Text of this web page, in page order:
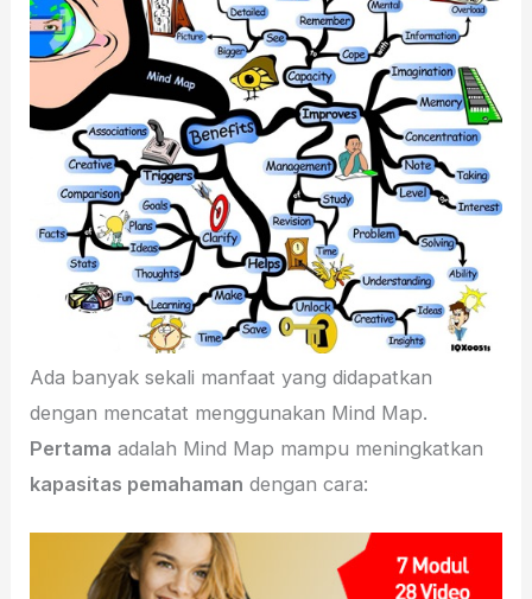
Ada banyak sekali manfaat yang didapatkan
dengan mencatat menggunakan Mind Map.
Pertama adalah Mind Map mampu meningkatkan
kapasitas pemahaman dengan cara: